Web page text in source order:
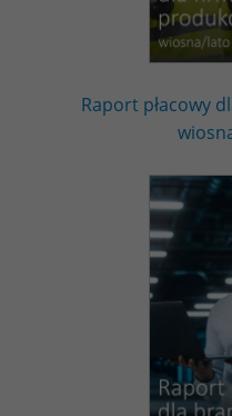
Raport płacowy